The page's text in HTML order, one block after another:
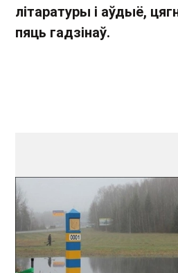
літаратуры і аўдыё,
пяць гадзінаў.